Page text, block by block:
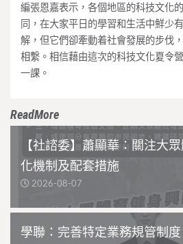
編張恩嘉表示，各個地區的科技文化
同，在大家平日的學習和生活中鮮少
解，但它們卻牽動着社會發展的步伐
相繫。相信藉由這次的科技文化夏令
一課。
ReadMore
【社諮委】蕭顯華：關注大
化機制及配套措施
2026-08-07
學聯：完善特定業務規管制